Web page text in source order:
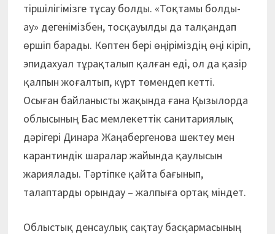
тіршілігімізге тұсау болды. «Тоқтамы болды-
ау» дегенімізбен, тосқауылды да талқандап
өршіп барады. Көптен бері өңіріміздің өңі кіріп,
эпидахуал тұрақталып қалған еді, ол да қазір
қалпын жоғалтып, күрт төмендеп кетті.
Осыған байланысты жақында ғана Қызылорда
облысының Бас мемлекеттік санитариялық
дәрігері Динара Жаңабергенова шектеу мен
карантиндік шаралар жайында қаулысын
жариялады. Тәртіпке қайта бағынып,
талаптарды орындау – жалпыға ортақ міндет.
Облыстық денсаулық сақтау басқармасының